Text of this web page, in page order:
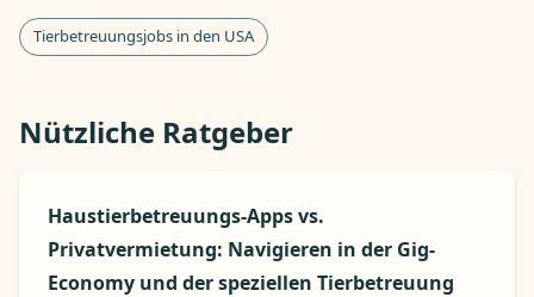
Tierbetreuungsjobs in den USA
Nützliche Ratgeber
Haustierbetreuungs-Apps vs.
Privatvermietung: Navigieren in der Gig-
Economy und der speziellen Tierbetreuung